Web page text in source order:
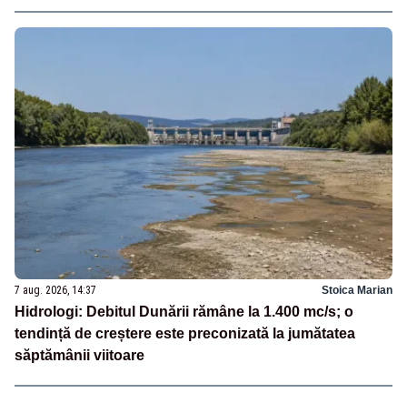
7 aug. 2026, 14:37 Stoica Marian
Hidrologi: Debitul Dunării rămâne la 1.400 mc/s; o
tendință de creștere este preconizată la jumătatea
săptămânii viitoare